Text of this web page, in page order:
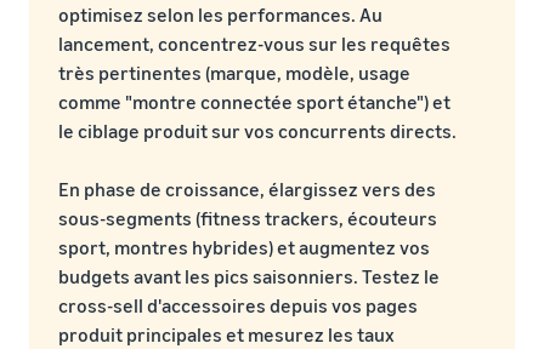
optimisez selon les performances. Au
lancement, concentrez-vous sur les requêtes
très pertinentes (marque, modèle, usage
comme "montre connectée sport étanche") et
le ciblage produit sur vos concurrents directs.
En phase de croissance, élargissez vers des
sous-segments (fitness trackers, écouteurs
sport, montres hybrides) et augmentez vos
budgets avant les pics saisonniers. Testez le
cross-sell d'accessoires depuis vos pages
produit principales et mesurez les taux